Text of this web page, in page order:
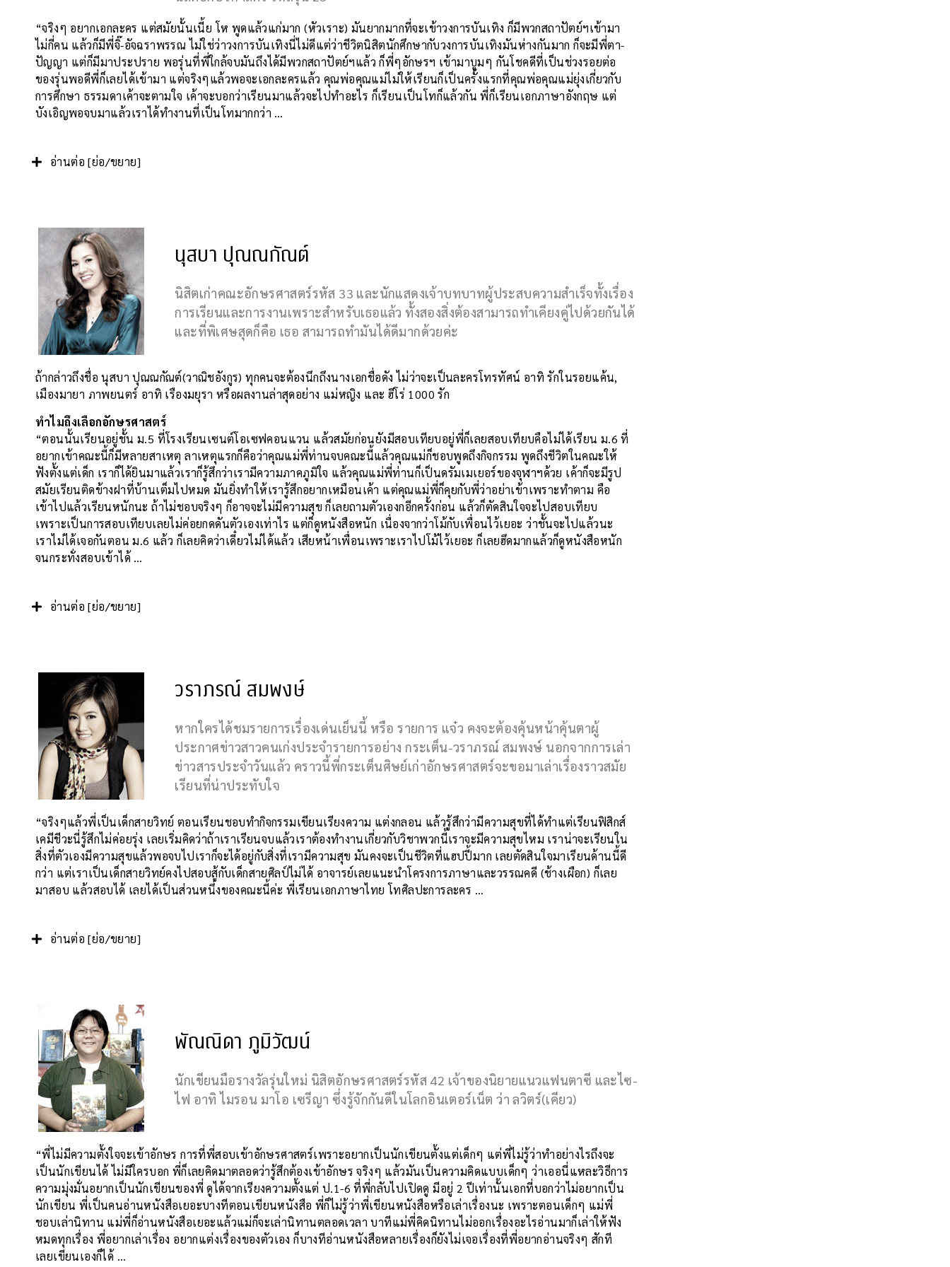
“จริงๆ อยากเอกละคร แต่สมัยนั้นเนี้ย โห พูดแล้วแก่มาก (หัวเราะ) มันยากมากที่จะเข้าวงการบันเทิง ก็มีพวกสถาปัตย์ฯเข้ามา
ไม่กี่คน แล้วก็มีพี่จิ๊-อัจฉราพรรณ ไม่ใช่ว่าวงการบันเทิงนี่ไม่ดีแต่ว่าชีวิตนิสิตนักศึกษากับวงการบันเทิงมันห่างกันมาก ก็จะมีพี่ตา-
ปัญญา แต่ก็มีมาประปราย พอรุ่นที่พี่ใกล้จบมันถึงได้มีพวกสถาปัตย์ฯแล้ว ก็พี่ๆอักษรฯ เข้ามาบูมๆ กันโชคดีที่เป็นช่วงรอยต่อ
ของรุ่นพอดีพี่ก็เลยได้เข้ามา แต่จริงๆแล้วพอจะเอกละครแล้ว คุณพ่อคุณแม่ไม่ให้เรียนก็เป็นครั้งแรกที่คุณพ่อคุณแม่ยุ่งเกี่ยวกับ
การศึกษา ธรรมดาเค้าจะตามใจ เค้าจะบอกว่าเรียนมาแล้วจะไปทำอะไร ก็เรียนเป็นโทก็แล้วกัน พี่ก็เรียนเอกภาษาอังกฤษ แต่
บังเอิญพอจบมาแล้วเราได้ทำงานที่เป็นโทมากกว่า …
อ่านต่อ [ย่อ/ขยาย]
นุสบา ปุณณกัณต์
นิสิตเก่าคณะอักษรศาสตร์รหัส 33 และนักแสดงเจ้าบทบาทผู้ประสบความสำเร็จทั้งเรื่อง
การเรียนและการงานเพราะสำหรับเธอแล้ว ทั้งสองสิ่งต้องสามารถทำเคียงคู่ไปด้วยกันได้
และที่พิเศษสุดก็คือ เธอ สามารถทำมันได้ดีมากด้วยค่ะ
ถ้ากล่าวถึงชื่อ นุสบา ปุณณกัณต์(วาณิชอังกูร) ทุกคนจะต้องนึกถึงนางเอกชื่อดัง ไม่ว่าจะเป็นละครโทรทัศน์ อาทิ รักในรอยแค้น,
เมืองมายา ภาพยนตร์ อาทิ เรืองมยุรา หรือผลงานล่าสุดอย่าง แม่หญิง และ ฮีโร่ 1000 รัก
ทำไมถึงเลือกอักษรศาสตร์
“ตอนนั้นเรียนอยู่ชั้น ม.5 ที่โรงเรียนเซนต์โอเซฟคอนแวน แล้วสมัยก่อนยังมีสอบเทียบอยู่พี่ก็เลยสอบเทียบคือไม่ได้เรียน ม.6 ที่
อยากเข้าคณะนี้ก็มีหลายสาเหตุ ลาเหตุแรกก็คือว่าคุณแม่พี่ท่านจบคณะนี้แล้วคุณแม่ก็ชอบพูดถึงกิจกรรม พูดถึงชีวิตในคณะให้
ฟังตั้งแต่เด็ก เราก็ได้ยินมาแล้วเราก็รู้สึกว่าเรามีความภาคภูมิใจ แล้วคุณแม่พี่ท่านก็เป็นดรัมเมเยอร์ของจุฬาฯด้วย เค้าก็จะมีรูป
สมัยเรียนติดข้างฝาที่บ้านเต็มไปหมด มันยิ่งทำให้เรารู้สึกอยากเหมือนเค้า แต่คุณแม่พี่ก็คุยกับพี่ว่าอย่าเข้าเพราะทำตาม คือ
เข้าไปแล้วเรียนหนักนะ ถ้าไม่ชอบจริงๆ ก็อาจจะไม่มีความสุข ก็เลยถามตัวเองกอีกครั้งก่อน แล้วก็ตัดสินใจจะไปสอบเทียบ
เพราะเป็นการสอบเทียบเลยไม่ค่อยกดดันตัวเองเท่าไร แต่ก็ดูหนังสือหนัก เนื่องจากว่าโม้กับเพื่อนไว้เยอะ ว่าชั้นจะไปแล้วนะ
เราไม่ได้เจอกันตอน ม.6 แล้ว ก็เลยคิดว่าเดี๋ยวไม่ได้แล้ว เสียหน้าเพื่อนเพราะเราไปโม้ไว้เยอะ ก็เลยฮึดมากแล้วก็ดูหนังสือหนัก
จนกระทั่งสอบเข้าได้ …
อ่านต่อ [ย่อ/ขยาย]
วราภรณ์ สมพงษ์
หากใครได้ชมรายการเรื่องเด่นเย็นนี้ หรือ รายการ แจ๋ว คงจะต้องคุ้นหน้าคุ้นตาผู้
ประกาศข่าวสาวคนเก่งประจำรายการอย่าง กระเต็น-วราภรณ์ สมพงษ์ นอกจากการเล่า
ข่าวสารประจำวันแล้ว คราวนี้พี่กระเต็นศิษย์เก่าอักษรศาสตร์จะขอมาเล่าเรื่องราวสมัย
เรียนที่น่าประทับใจ
“จริงๆแล้วพี่เป็นเด็กสายวิทย์ ตอนเรียนชอบทำกิจกรรมเขียนเรียงความ แต่งกลอน แล้วรู้สึกว่ามีความสุขที่ได้ทำแต่เรียนฟิสิกส์
เคมีชีวะนี่รู้สึกไม่ค่อยรุ่ง เลยเริ่มคิดว่าถ้าเราเรียนจบแล้วเราต้องทำงานเกี่ยวกับวิชาพวกนี้เราจะมีความสุขไหม เราน่าจะเรียนใน
สิ่งที่ตัวเองมีความสุขแล้วพอจบไปเราก็จะได้อยู่กับสิ่งที่เรามีความสุข มันคงจะเป็นชีวิตที่แฮปปี้มาก เลยตัดสินใจมาเรียนด้านนี้ดี
กว่า แต่เราเป็นเด็กสายวิทย์คงไปสอบสู้กับเด็กสายศิลป์ไม่ได้ อาจารย์เลยแนะนำโครงการภาษาและวรรณคดี (ช้างเผือก) ก็เลย
มาสอบ แล้วสอบได้ เลยได้เป็นส่วนหนึ่งของคณะนี้ค่ะ พี่เรียนเอกภาษาไทย โทศิลปะการละคร …
อ่านต่อ [ย่อ/ขยาย]
พัณณิดา ภูมิวัฒน์
นักเขียนมือรางวัลรุ่นใหม่ นิสิตอักษรศาสตร์รหัส 42 เจ้าของนิยายแนวแฟนตาซี และไซ-
ไฟ อาทิ ไมรอน มาโอ เซรีญา ซึ่งรู้จักกันดีในโลกอินเตอร์เน็ต ว่า ลวิตร์(เคียว)
“พี่ไม่มีความตั้งใจจะเข้าอักษร การที่พี่สอบเข้าอักษรศาสตร์เพราะอยากเป็นนักเขียนตั้งแต่เด็กๆ แต่พี่ไม่รู้ว่าทำอย่างไรถึงจะ
เป็นนักเขียนได้ ไม่มีใครบอก พี่ก็เลยคิดมาตลอดว่ารู้สึกต้องเข้าอักษร จริงๆ แล้วมันเป็นความคิดแบบเด็กๆ ว่าเออนี่แหละวิธีการ
ความมุ่งมั่นอยากเป็นนักเขียนของพี่ ดูได้จากเรียงความตั้งแต่ ป.1-6 ที่พี่กลับไปเปิดดู มีอยู่ 2 ปีเท่านั้นเอกที่บอกว่าไม่อยากเป็น
นักเขียน พี่เป็นคนอ่านหนังสือเยอะบางทีตอนเขียนหนังสือ พี่ก็ไม่รู้ว่าพี่เขียนหนังสือหรือเล่าเรื่องนะ เพราะตอนเด็กๆ แม่พี่
ชอบเล่านิทาน แม่พี่ก็อ่านหนังสือเยอะแล้วแม่ก็จะเล่านิทานตลอดเวลา บาทีแม่พี่คิดนิทานไม่ออกเรื่องอะไรอ่านมาก็เล่าให้ฟัง
หมดทุกเรื่อง พี่อยากเล่าเรื่อง อยากแต่งเรื่องของตัวเอง ก็บางทีอ่านหนังสือหลายเรื่องก็ยังไม่เจอเรื่องที่พี่อยากอ่านจริงๆ สักที
เลยเขียนเองก็ได้ …